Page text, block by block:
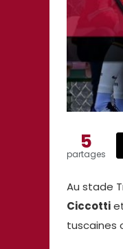
5
partages
Au stade
Ciccotti
tuscaines